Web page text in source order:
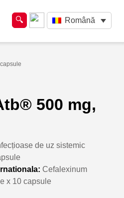
Română
500 mg,
de uz sistemic
Cefalexinum
x 10 capsule